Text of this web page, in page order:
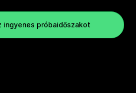
ingyenes próbaidőszakot